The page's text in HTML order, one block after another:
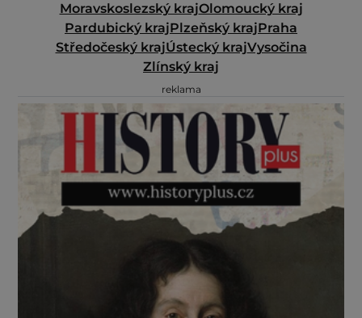
Moravskoslezský krajOlomoucký kraj
Pardubický krajPlzeňský krajPraha
Středočeský krajÚstecký krajVysočina
Zlínský kraj
reklama